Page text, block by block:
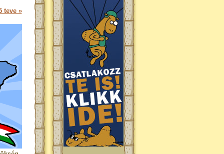
teve »